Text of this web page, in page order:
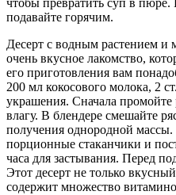
чтобы превратить суп в пюре.
подавайте горячим.
Десерт с водным растением
очень вкусное лакомство,
его приготовления вам
200 мл кокосового молока, 2
украшения. Сначала
влагу. В блендере смешайте
получения однородной массы.
порционные стаканчики и
часа для застывания. Перед
Этот десерт не только
содержит множество